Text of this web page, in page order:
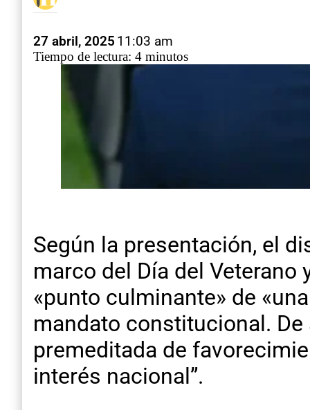
27 abril, 2025 11:03 am
Tiempo de lectura: 4 minutos
Según la presentación, el
marco del Día del Veterano
«punto culminante» de
mandato constitucional.
premeditada de
interés nacional”.